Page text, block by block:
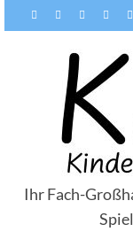
Ihr Fach-